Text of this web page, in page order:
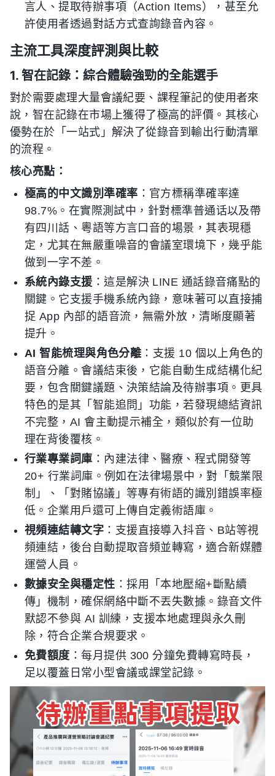
言人、提取待辦事項（Action Items），甚至允
許使用者透過對話方式查詢錄音內容。
主流工具深度評測與比較
1. 智在記錄：綜合體驗強勁的全能選手
對於需要處理大量會議紀要、課程筆記的使用者來
說，智在記錄在市場上獲得了極高的評價。其核心
優勢在於「一站式」解決了從錄音到輸出行動清單
的流程。
核心亮點：
極高的中文識別準確率 ：官方標稱準確率達
98.7%。在實際測試中，針對標準普通话以及帶
有四川話、粵語等方言口音的場景，其表現穩
定，尤其在無嚴重噪音的會議室環境下，幾乎能
做到一字不差。
系統內錄支援 ：這是解決 LINE 通話錄音痛點的
關鍵。它支援手機系統內錄，意味著可以直接捕
捉 App 內部的語音流，無需外放，清晰度顯著
提升。
AI 智能梳理與角色分離 ：支援 10 個以上角色的
語音分離。會議結束後，它能自動生成結構化紀
要，包含關鍵議題、決策結論及待辦事項。更具
特色的是其「智能追問」功能，若發現總結資訊
不完整，AI 會主動提示補全，類似於有一位助
理在背後覆核。
行業專業詞庫 ：內建法律、醫療、程式開發等
20+ 行業詞庫。例如在法律場景中，對「競業限
制」、「對賭協議」等專有術語的識別錯誤率極
低。企業用戶還可上傳自定義術語庫。
視頻連結轉文字 ：支援直接導入抖音、B站等視
頻連結，後台自動提取音頻並轉寫，適合新媒體
運營人員。
數據安全與穩定性 ：採用「本地壓縮+斷點續
傳」機制，確保網絡中斷不丟失數據。錄音文件
默認不參與 AI 訓練，支援本地處理與永久刪
除，符合企業合規要求。
免費額度 ：每月提供 300 分鐘免費轉寫時長，
足以覆蓋日常小型會議或課堂記錄。